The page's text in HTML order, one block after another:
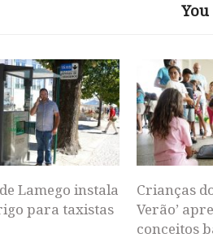
Lamego instala
para taxistas
Crianças
Verão’
conceitos